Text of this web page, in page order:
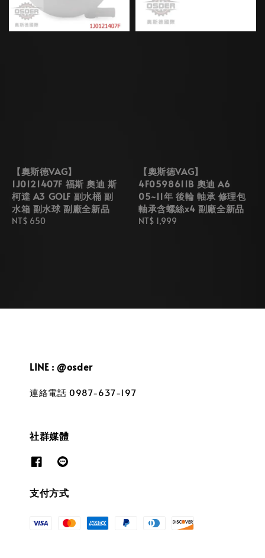
【奧斯德VAG】
1J0121407F 福斯 奧迪 斯
柯達 A3 GOLF 副水桶 副
水箱 副水球 副廠全新品
Regular
NT$ 650
【奧斯德VAG】
4F0598611B 奧迪 A6
05~11年 後輪 軸承 修理包
軸承含螺絲x4 副廠全新品
Regular
NT$ 1,999
LINE : @osder
連絡電話 0987-637-197
社群媒體
支付方式